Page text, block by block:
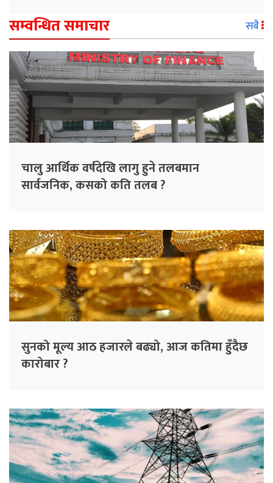
सम्वन्धित समाचार सबै
चालु आर्थिक वर्षदेखि लागु हुने तलबमान
सार्वजनिक, कसको कति तलब ?
सुनको मूल्य आठ हजारले बढ्यो, आज कतिमा हुँदैछ
कारोबार ?